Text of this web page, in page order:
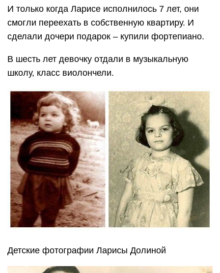
И только когда Ларисе исполнилось 7 лет, они
смогли переехать в собственную квартиру. И
сделали дочери подарок – купили фортепиано.
В шесть лет девочку отдали в музыкальную
школу, класс виолончели.
Детские фотографии Ларисы Долиной